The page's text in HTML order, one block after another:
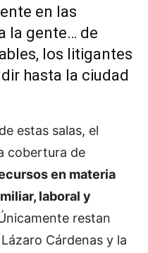
en las
la gente… de
los litigantes
hasta la ciudad
estas salas, el
cobertura de
en materia
laboral y
restan
Cárdenas y la